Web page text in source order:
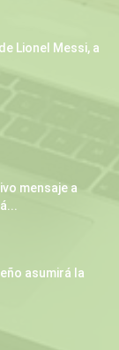
Lionel Messi, a
mensaje a
asumirá la